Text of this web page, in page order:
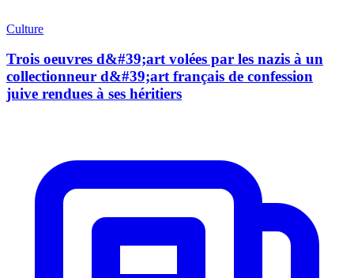
Culture
Trois oeuvres d&#39;art volées par les nazis à un
collectionneur d&#39;art français de confession
juive rendues à ses héritiers